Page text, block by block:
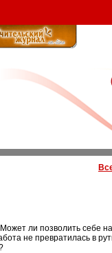
ли позволить себе
не превратилась в